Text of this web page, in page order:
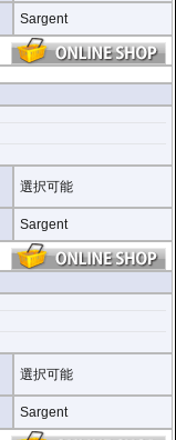
Sargent
選択可能
Sargent
選択可能
Sargent